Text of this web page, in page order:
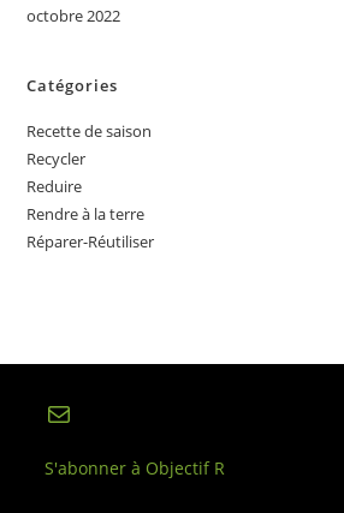
octobre 2022
Catégories
Recette de saison
Recycler
Reduire
Rendre à la terre
Réparer-Réutiliser
E-mail
S'abonner à Objectif R